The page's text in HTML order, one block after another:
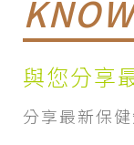
與您分享
分享最新保